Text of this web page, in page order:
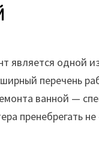
является одной
перечень
ванной —
пренебрегать